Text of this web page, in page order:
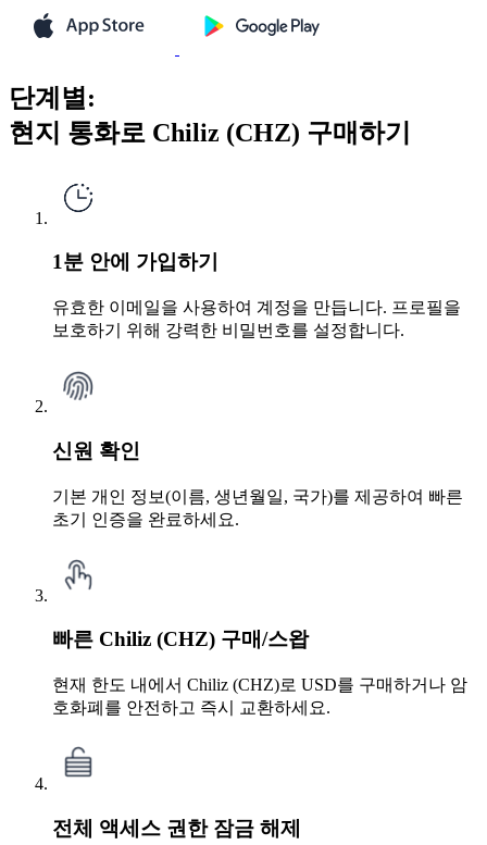
단계별:
현지 통화로 Chiliz (CHZ) 구매하기
1분 안에 가입하기
유효한 이메일을 사용하여 계정을 만듭니다. 프로필을
보호하기 위해 강력한 비밀번호를 설정합니다.
신원 확인
기본 개인 정보(이름, 생년월일, 국가)를 제공하여 빠른
초기 인증을 완료하세요.
빠른 Chiliz (CHZ) 구매/스왑
현재 한도 내에서 Chiliz (CHZ)로 USD를 구매하거나 암
호화폐를 안전하고 즉시 교환하세요.
전체 액세스 권한 잠금 해제